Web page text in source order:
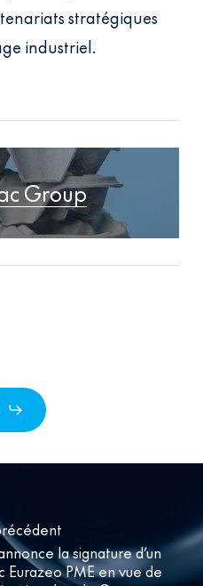
stratégiques
industriel.
Group
la signature d’un
Eurazeo PME en vue de